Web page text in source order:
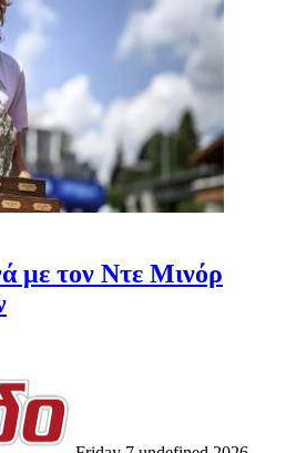
με τον Ντε Μινόρ